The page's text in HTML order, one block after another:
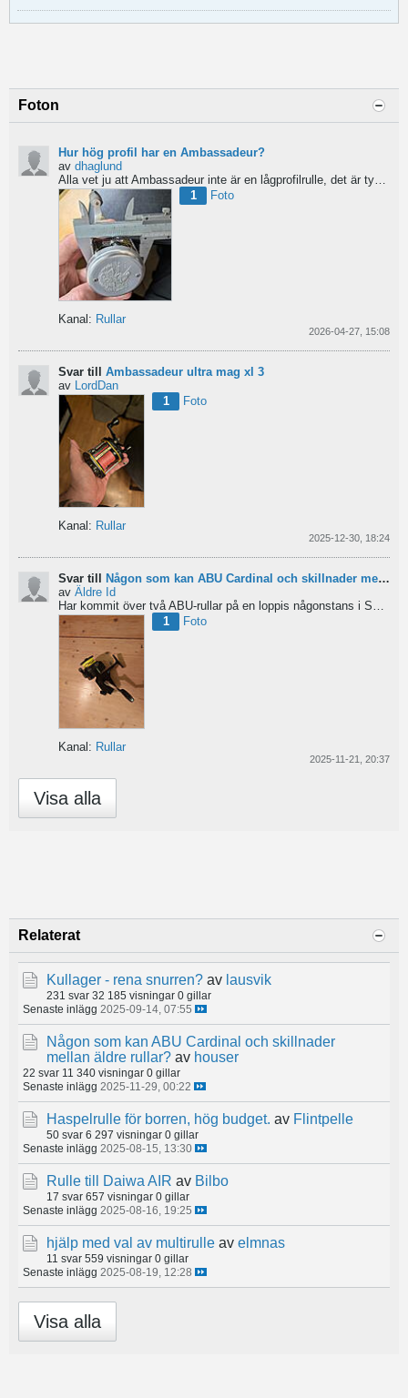
Foton
Hur hög profil har en Ambassadeur?
av dhaglund
1
Foto
Kanal: Rullar
2026-04-27, 15:08
Svar till Ambassadeur ultra mag xl 3
av LordDan
1
Foto
Kanal: Rullar
2025-12-30, 18:24
Svar till
Någon som kan ABU Cardinal och skillnader mellan äldre rullar?
av Äldre Id
Har kommit över två ABU-rullar på en loppis någonstans i Sverige. Servat själv nu. Den ena är en klassisk...
1
Foto
Kanal: Rullar
2025-11-21, 20:37
Visa alla
Relaterat
Kullager - rena snurren? av lausvik
231 svar 32 185 visningar 0 gillar
Senaste inlägg 2025-09-14, 07:55
Någon som kan ABU Cardinal och skillnader
mellan äldre rullar? av houser
22 svar 11 340 visningar 0 gillar
Senaste inlägg 2025-11-29, 00:22
Haspelrulle för borren, hög budget. av Flintpelle
50 svar 6 297 visningar 0 gillar
Senaste inlägg 2025-08-15, 13:30
Rulle till Daiwa AIR av Bilbo
17 svar 657 visningar 0 gillar
Senaste inlägg 2025-08-16, 19:25
hjälp med val av multirulle av elmnas
11 svar 559 visningar 0 gillar
Senaste inlägg 2025-08-19, 12:28
Visa alla